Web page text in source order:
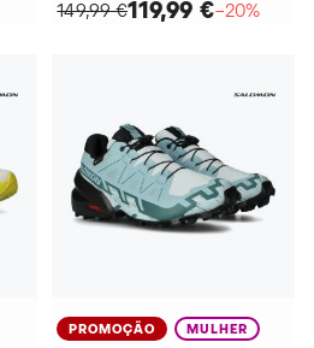
149,99 €119,99 €−20%
PROMOÇÃO MULHER